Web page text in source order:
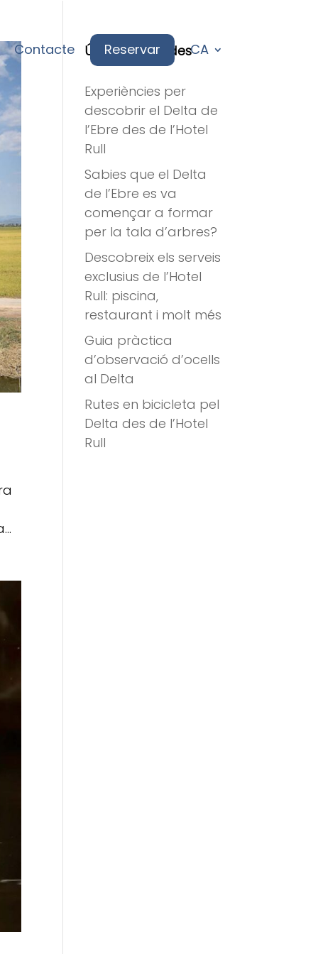
Contacte Reservar CA
Últimes entrades
Experiències per
descobrir el Delta de
l’Ebre des de l’Hotel
Rull
Sabies que el Delta
de l’Ebre es va
començar a formar
per la tala d’arbres?
Descobreix els serveis
exclusius de l’Hotel
Rull: piscina,
restaurant i molt més
Guia pràctica
d’observació d’ocells
al Delta
Rutes en bicicleta pel
Delta des de l’Hotel
Rull